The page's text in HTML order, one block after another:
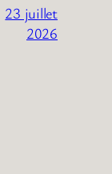
23 juillet
2026